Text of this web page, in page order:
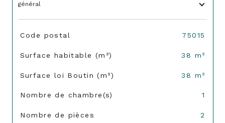
général
TRAD_SIROCCO_Caracteristique
Code postal 75015
Surface habitable (m²) 38 m²
Surface loi Boutin (m²) 38 m²
Nombre de chambre(s) 1
Nombre de pièces 2